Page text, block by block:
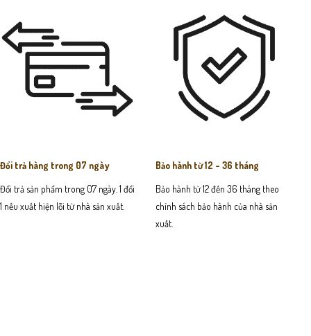
Đổi trả hàng trong 07 ngày
Đổi trả sản phẩm trong 07 ngày. 1 đổi
1 nếu xuất hiện lỗi từ nhà sản xuất.
Bảo hành từ 12 - 36 tháng
Bảo hành từ 12 đến 36 tháng theo
chính sách bảo hành của nhà sản
xuất.